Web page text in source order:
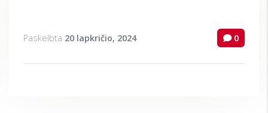
Paskelbta 20 lapkričio, 2024 0